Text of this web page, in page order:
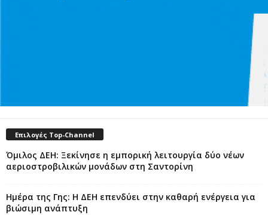
Επιλογές Top-Channel
Όμιλος ΔΕΗ: Ξεκίνησε η εμπορική λειτουργία δύο νέων
αεριοστροβιλικών μονάδων στη Σαντορίνη
Ημέρα της Γης: Η ΔΕΗ επενδύει στην καθαρή ενέργεια για
βιώσιμη ανάπτυξη